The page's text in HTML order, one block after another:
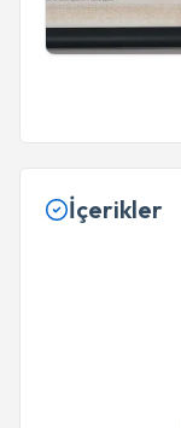
İçerikler